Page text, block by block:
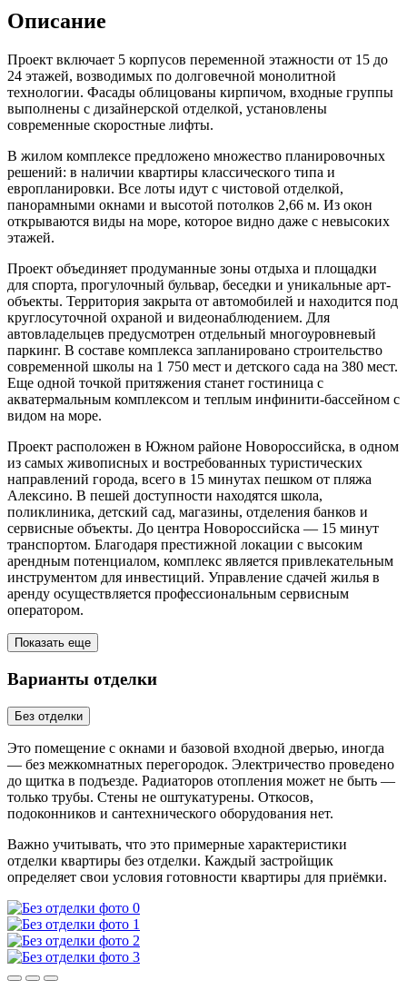
Описание
Проект включает 5 корпусов переменной этажности от 15 до
24 этажей, возводимых по долговечной монолитной
технологии. Фасады облицованы кирпичом, входные группы
выполнены с дизайнерской отделкой, установлены
современные скоростные лифты.
В жилом комплексе предложено множество планировочных
решений: в наличии квартиры классического типа и
европланировки. Все лоты идут с чистовой отделкой,
панорамными окнами и высотой потолков 2,66 м. Из окон
открываются виды на море, которое видно даже с невысоких
этажей.
Проект объединяет продуманные зоны отдыха и площадки
для спорта, прогулочный бульвар, беседки и уникальные арт-
объекты. Территория закрыта от автомобилей и находится под
круглосуточной охраной и видеонаблюдением. Для
автовладельцев предусмотрен отдельный многоуровневый
паркинг. В составе комплекса запланировано строительство
современной школы на 1 750 мест и детского сада на 380 мест.
Еще одной точкой притяжения станет гостиница с
акватермальным комплексом и теплым инфинити-бассейном с
видом на море.
Проект расположен в Южном районе Новороссийска, в одном
из самых живописных и востребованных туристических
направлений города, всего в 15 минутах пешком от пляжа
Алексино. В пешей доступности находятся школа,
поликлиника, детский сад, магазины, отделения банков и
сервисные объекты. До центра Новороссийска — 15 минут
транспортом. Благодаря престижной локации с высоким
арендным потенциалом, комплекс является привлекательным
инструментом для инвестиций. Управление сдачей жилья в
аренду осуществляется профессиональным сервисным
оператором.
Показать еще
Варианты отделки
Без отделки
Это помещение с окнами и базовой входной дверью, иногда
— без межкомнатных перегородок. Электричество проведено
до щитка в подъезде. Радиаторов отопления может не быть —
только трубы. Стены не оштукатурены. Откосов,
подоконников и сантехнического оборудования нет.
Важно учитывать, что это примерные характеристики
отделки квартиры без отделки. Каждый застройщик
определяет свои условия готовности квартиры для приёмки.